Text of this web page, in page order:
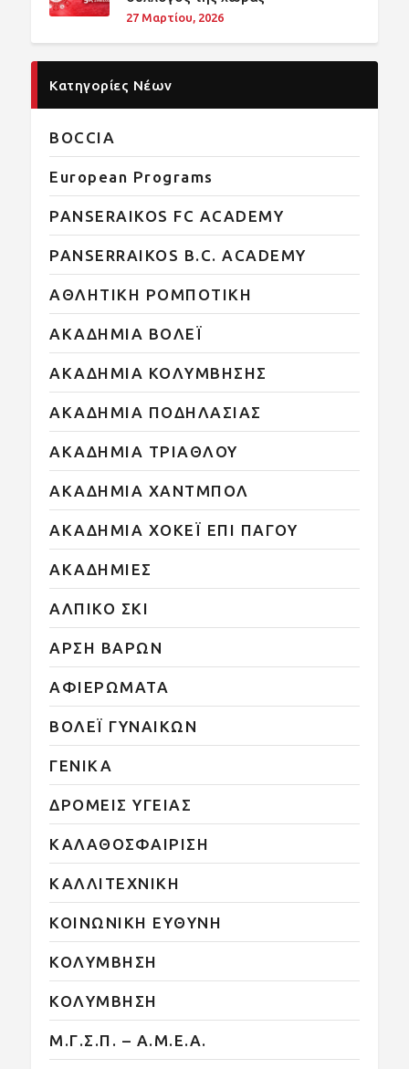
27 Μαρτίου, 2026
Κατηγορίες Νέων
BOCCIA
European Programs
PANSERAIKOS FC ACADEMY
PANSERRAIKOS B.C. ACADEMY
ΑΘΛΗΤΙΚΗ ΡΟΜΠΟΤΙΚΗ
ΑΚΑΔΗΜΙΑ ΒΟΛΕΪ
ΑΚΑΔΗΜΙΑ ΚΟΛΥΜΒΗΣΗΣ
ΑΚΑΔΗΜΙΑ ΠΟΔΗΛΑΣΙΑΣ
ΑΚΑΔΗΜΙΑ ΤΡΙΑΘΛΟΥ
ΑΚΑΔΗΜΙΑ ΧΑΝΤΜΠΟΛ
ΑΚΑΔΗΜΙΑ ΧΟΚΕΪ ΕΠΙ ΠΑΓΟΥ
ΑΚΑΔΗΜΙΕΣ
ΑΛΠΙΚΟ ΣΚΙ
ΑΡΣΗ ΒΑΡΩΝ
ΑΦΙΕΡΩΜΑΤΑ
ΒΟΛΕΪ ΓΥΝΑΙΚΩΝ
ΓΕΝΙΚΑ
ΔΡΟΜΕΙΣ ΥΓΕΙΑΣ
ΚΑΛΑΘΟΣΦΑΙΡΙΣΗ
ΚΑΛΛΙΤΕΧΝΙΚΗ
ΚΟΙΝΩΝΙΚΗ ΕΥΘΥΝΗ
ΚΟΛΥΜΒΗΣΗ
ΚΟΛΥΜΒΗΣΗ
Μ.Γ.Σ.Π. – Α.Μ.Ε.Α.